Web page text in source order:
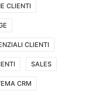
CLIENTI
CLIENTI
SALES
CRM